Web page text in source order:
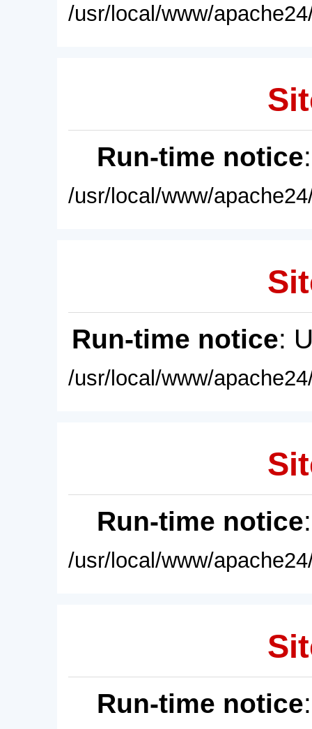
/usr/local/www/
Run-time notice
/usr/local/www/
Run-time notice:
/usr/local/www/
Run-time notice
/usr/local/www/
Run-time notice